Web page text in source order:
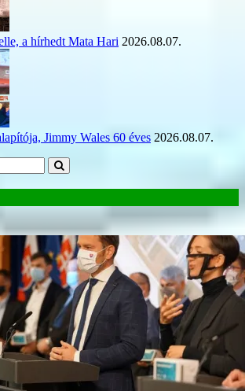
a hírhedt Mata Hari 2026.08.07.
Jimmy Wales 60 éves 2026.08.07.